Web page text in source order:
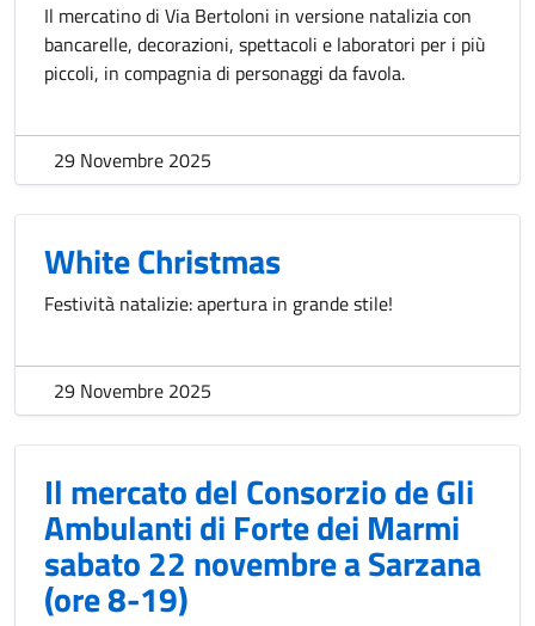
Il mercatino di Via Bertoloni in versione natalizia con
bancarelle, decorazioni, spettacoli e laboratori per i più
piccoli, in compagnia di personaggi da favola.
29 Novembre 2025
White Christmas
Festività natalizie: apertura in grande stile!
29 Novembre 2025
Il mercato del Consorzio de Gli
Ambulanti di Forte dei Marmi
sabato 22 novembre a Sarzana
(ore 8-19)